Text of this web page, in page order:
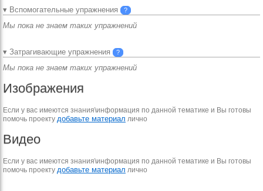
▾ Вспомогательные упражнения ?
Мы пока не знаем таких упражнений
▾ Затрагивающие упражнения ?
Мы пока не знаем таких упражнений
Изображения
Если у вас имеются знания\информация по данной тематике и Вы готовы
помочь проекту добавьте материал лично
Видео
Если у вас имеются знания\информация по данной тематике и Вы готовы
помочь проекту добавьте материал лично